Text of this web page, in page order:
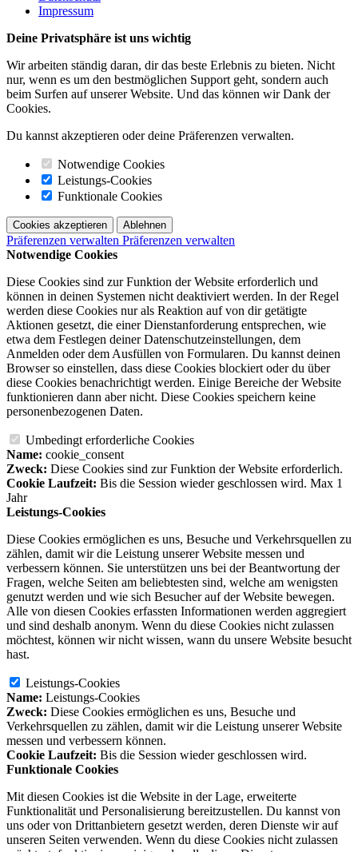
Impressum
Deine Privatsphäre ist uns wichtig
Wir arbeiten ständig daran, dir das beste Erlebnis zu bieten. Nicht
nur, wenn es um den bestmöglichen Support geht, sondern auch
beim Surfen auf unserer Website. Und das können wir Dank der
Cookies.
Du kannst akzeptieren oder deine Präferenzen verwalten.
Notwendige Cookies
Leistungs-Cookies
Funktionale Cookies
Cookies akzeptieren Ablehnen
Präferenzen verwalten Präferenzen verwalten
Notwendige Cookies
Diese Cookies sind zur Funktion der Website erforderlich und
können in deinen Systemen nicht deaktiviert werden. In der Regel
werden diese Cookies nur als Reaktion auf von dir getätigte
Aktionen gesetzt, die einer Dienstanforderung entsprechen, wie
etwa dem Festlegen deiner Datenschutzeinstellungen, dem
Anmelden oder dem Ausfüllen von Formularen. Du kannst deinen
Browser so einstellen, dass diese Cookies blockiert oder du über
diese Cookies benachrichtigt werden. Einige Bereiche der Website
funktionieren dann aber nicht. Diese Cookies speichern keine
personenbezogenen Daten.
Umbedingt erforderliche Cookies
Name: cookie_consent
Zweck: Diese Cookies sind zur Funktion der Website erforderlich.
Cookie Laufzeit: Bis die Session wieder geschlossen wird. Max 1
Jahr
Leistungs-Cookies
Diese Cookies ermöglichen es uns, Besuche und Verkehrsquellen zu
zählen, damit wir die Leistung unserer Website messen und
verbessern können. Sie unterstützen uns bei der Beantwortung der
Fragen, welche Seiten am beliebtesten sind, welche am wenigsten
genutzt werden und wie sich Besucher auf der Website bewegen.
Alle von diesen Cookies erfassten Informationen werden aggregiert
und sind deshalb anonym. Wenn du diese Cookies nicht zulassen
möchtest, können wir nicht wissen, wann du unsere Website besucht
hast.
Leistungs-Cookies
Name: Leistungs-Cookies
Zweck: Diese Cookies ermöglichen es uns, Besuche und
Verkehrsquellen zu zählen, damit wir die Leistung unserer Website
messen und verbessern können.
Cookie Laufzeit: Bis die Session wieder geschlossen wird.
Funktionale Cookies
Mit diesen Cookies ist die Website in der Lage, erweiterte
Funktionalität und Personalisierung bereitzustellen. Du kannst von
uns oder von Drittanbietern gesetzt werden, deren Dienste wir auf
unseren Seiten verwenden. Wenn du diese Cookies nicht zulassen